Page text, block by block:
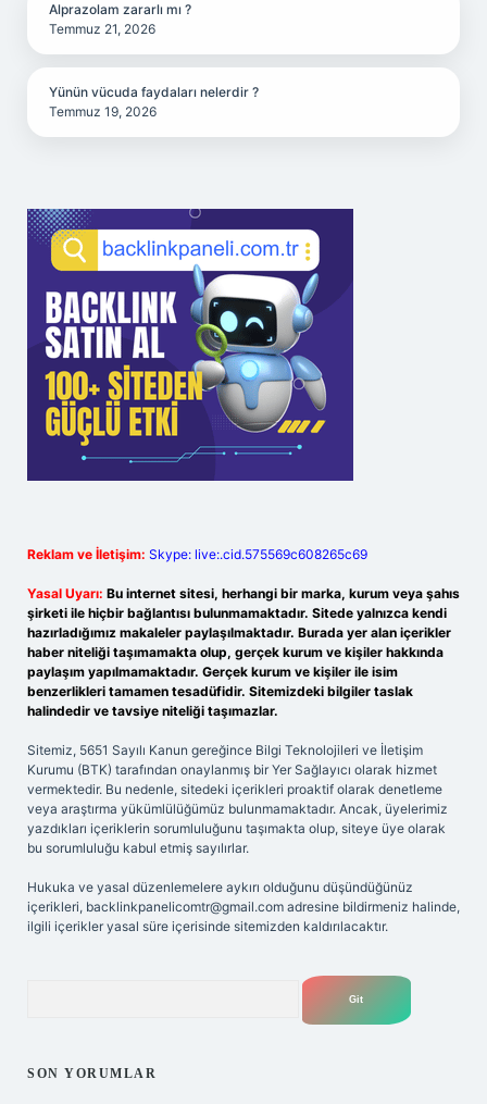
Alprazolam zararlı mı ?
Temmuz 21, 2026
Yünün vücuda faydaları nelerdir ?
Temmuz 19, 2026
Reklam ve İletişim: Skype: live:.cid.575569c608265c69
Yasal Uyarı: Bu internet sitesi, herhangi bir marka, kurum veya şahıs
şirketi ile hiçbir bağlantısı bulunmamaktadır. Sitede yalnızca kendi
hazırladığımız makaleler paylaşılmaktadır. Burada yer alan içerikler
haber niteliği taşımamakta olup, gerçek kurum ve kişiler hakkında
paylaşım yapılmamaktadır. Gerçek kurum ve kişiler ile isim
benzerlikleri tamamen tesadüfidir. Sitemizdeki bilgiler taslak
halindedir ve tavsiye niteliği taşımazlar.
Sitemiz, 5651 Sayılı Kanun gereğince Bilgi Teknolojileri ve İletişim
Kurumu (BTK) tarafından onaylanmış bir Yer Sağlayıcı olarak hizmet
vermektedir. Bu nedenle, sitedeki içerikleri proaktif olarak denetleme
veya araştırma yükümlülüğümüz bulunmamaktadır. Ancak, üyelerimiz
yazdıkları içeriklerin sorumluluğunu taşımakta olup, siteye üye olarak
bu sorumluluğu kabul etmiş sayılırlar.
Hukuka ve yasal düzenlemelere aykırı olduğunu düşündüğünüz
içerikleri, backlinkpanelicomtr@gmail.com adresine bildirmeniz halinde,
ilgili içerikler yasal süre içerisinde sitemizden kaldırılacaktır.
SON YORUMLAR